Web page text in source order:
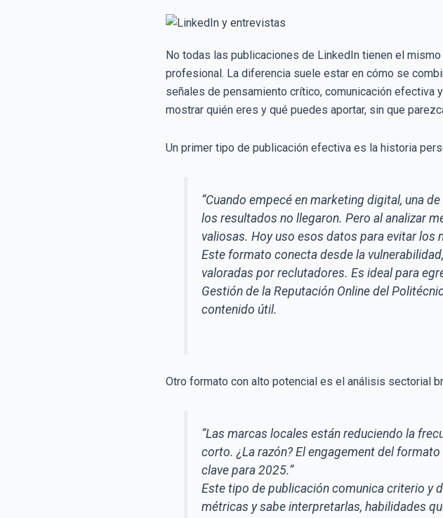
No todas las publicaciones de LinkedIn tienen el
profesional. La diferencia suele estar en cómo se
señales de pensamiento crítico, comunicación efectiva
mostrar quién eres y qué puedes aportar, sin que
Un primer tipo de publicación efectiva es la historia
“Cuando empecé en marketing digital, una
los resultados no llegaron. Pero al analizar
valiosas. Hoy uso esos datos para evitar los
Este formato conecta desde la
valoradas por reclutadores. Es ideal para
Gestión de la Reputación Online del
contenido útil.
Otro formato con alto potencial es el análisis sectorial
“Las marcas locales están reduciendo la
corto. ¿La razón? El engagement del
clave para 2025.”
Este tipo de publicación comunica criterio y
métricas y sabe interpretarlas, habilidades